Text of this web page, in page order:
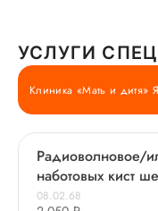
УСЛУГИ
Клиника «Мать и дитя»
Радиоволновое/
наботовых кист
08.02.68